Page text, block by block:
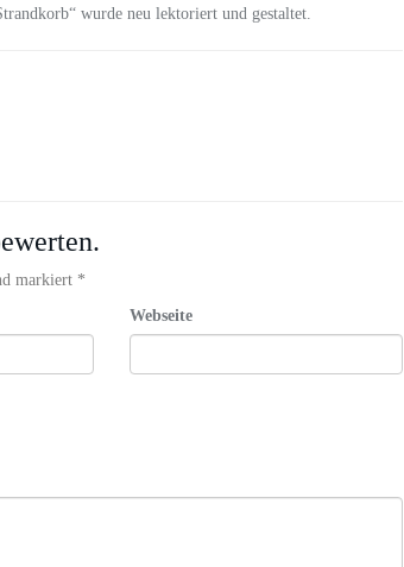
wurde neu lektoriert und gestaltet.
markiert *
Webseite